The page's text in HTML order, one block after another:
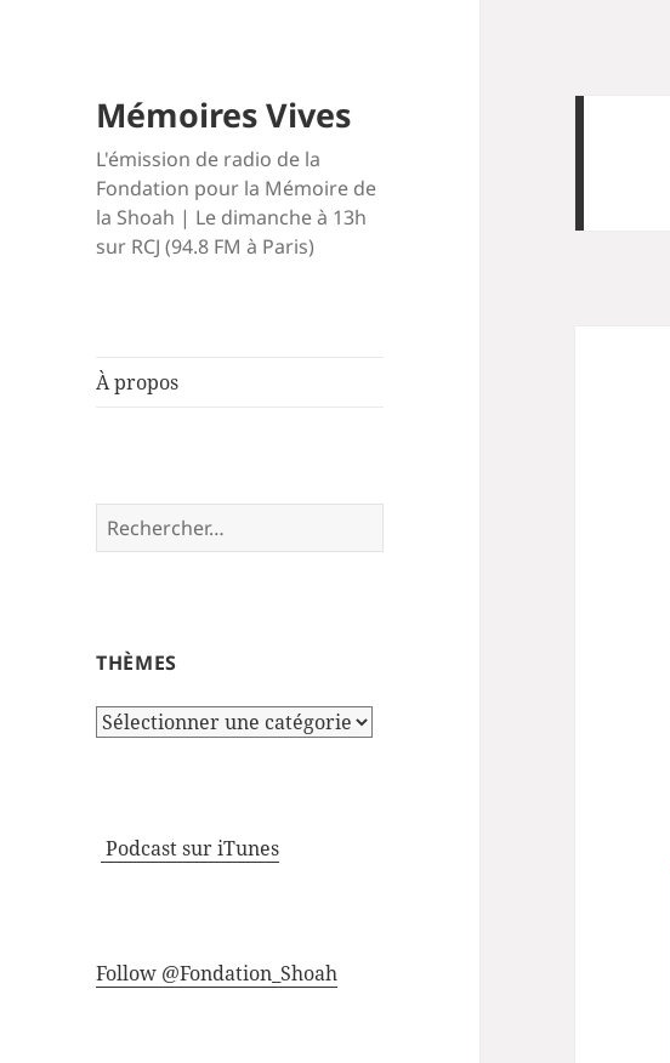
Mémoires Vives
L'émission de radio de la
Fondation pour la Mémoire de
la Shoah | Le dimanche à 13h
sur RCJ (94.8 FM à Paris)
À propos
Rechercher :
THÈMES
Thèmes
Podcast sur iTunes
Follow @Fondation_Shoah